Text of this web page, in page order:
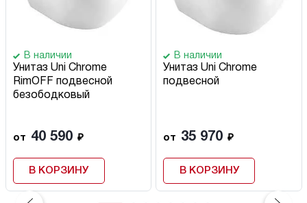
В наличии
Унитаз Uni Chrome
RimOFF подвесной
безободковый
от 40 590 ₽
В КОРЗИНУ
В наличии
Унитаз Uni Chrome
подвесной
от 35 970 ₽
В КОРЗИНУ